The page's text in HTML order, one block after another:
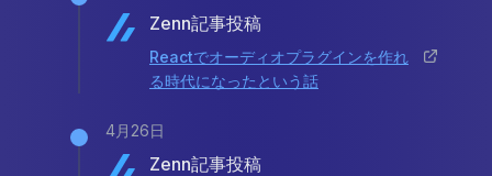
Zenn記事投稿
Reactでオーディオプラグインを作れ
る時代になったという話
4月26日
Zenn記事投稿